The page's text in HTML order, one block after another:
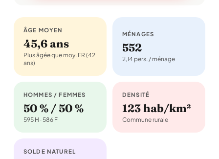
ÂGE MOYEN
45,6 ans
Plus âgée que moy. FR (42
ans)
MÉNAGES
552
2,14 pers. / ménage
HOMMES / FEMMES
50 % / 50 %
595 H · 586 F
DENSITÉ
123 hab/km²
Commune rurale
SOLDE NATUREL